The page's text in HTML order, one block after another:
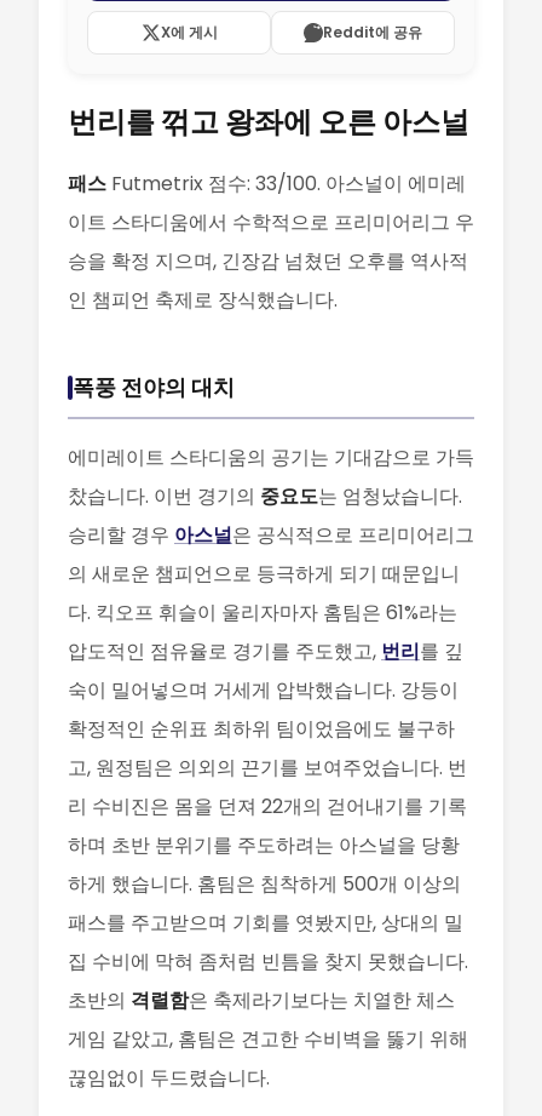
X에 게시 Reddit에 공유
번리를 꺾고 왕좌에 오른 아스널
패스 Futmetrix 점수: 33/100. 아스널이 에미레
이트 스타디움에서 수학적으로 프리미어리그 우
승을 확정 지으며, 긴장감 넘쳤던 오후를 역사적
인 챔피언 축제로 장식했습니다.
폭풍 전야의 대치
에미레이트 스타디움의 공기는 기대감으로 가득
찼습니다. 이번 경기의 중요도는 엄청났습니다.
승리할 경우 아스널은 공식적으로 프리미어리그
의 새로운 챔피언으로 등극하게 되기 때문입니
다. 킥오프 휘슬이 울리자마자 홈팀은 61%라는
압도적인 점유율로 경기를 주도했고, 번리를 깊
숙이 밀어넣으며 거세게 압박했습니다. 강등이
확정적인 순위표 최하위 팀이었음에도 불구하
고, 원정팀은 의외의 끈기를 보여주었습니다. 번
리 수비진은 몸을 던져 22개의 걷어내기를 기록
하며 초반 분위기를 주도하려는 아스널을 당황
하게 했습니다. 홈팀은 침착하게 500개 이상의
패스를 주고받으며 기회를 엿봤지만, 상대의 밀
집 수비에 막혀 좀처럼 빈틈을 찾지 못했습니다.
초반의 격렬함은 축제라기보다는 치열한 체스
게임 같았고, 홈팀은 견고한 수비벽을 뚫기 위해
끊임없이 두드렸습니다.